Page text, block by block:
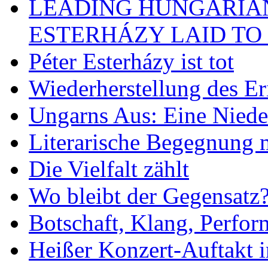
LEADING
ESTERHÁZY LAID
Péter Esterházy ist tot
Wiederherstellung des
Ungarns Aus: Eine
Literarische Begegnung
Die Vielfalt zählt
Wo bleibt der
Botschaft, Klang,
Heißer Konzert-Auftakt